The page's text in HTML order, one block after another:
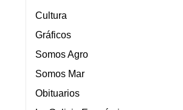
Cultura
Gráficos
Somos Agro
Somos Mar
Obituarios